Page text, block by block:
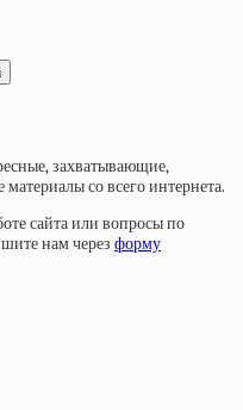
захватывающие,
со всего интернета.
сайта или вопросы по
нам через форму